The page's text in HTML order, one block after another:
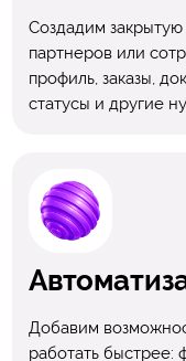
Создадим закрытую
партнеров или
профиль, заказы,
статусы и другие
Добавим
работать быстрее: